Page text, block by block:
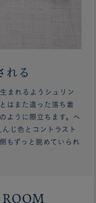
れる
まれるようシュリン
はまた違った落ち着
ように際立ちます。ヘ
じ色とコントラスト
もずっと眺めていられ